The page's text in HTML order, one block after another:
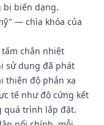
bị biến dạng.
— chìa khóa của
tấm chắn nhiệt
sử dụng đã phát
thiện độ phản xạ
tế như độ cứng kết
quá trình lắp đặt.